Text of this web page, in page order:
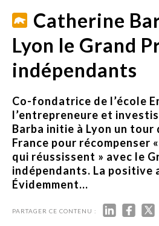
Catherine
Lyon le Grand
indépendants
Co-fondatrice de l’école
l’entrepreneure et
Barba initie à Lyon un tour
France pour récompenser
qui réussissent » avec le
indépendants. La
Évidemment...
PARTAGER CE CONTENU :